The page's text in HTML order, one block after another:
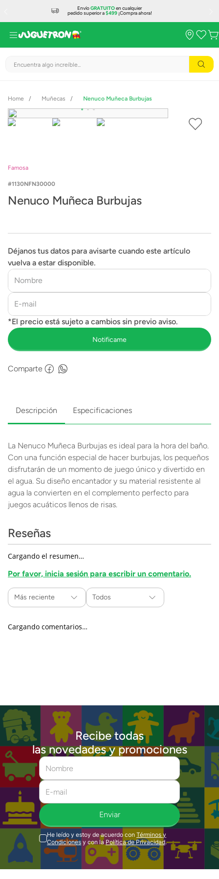
EnvíoGRATUITOen cualquier
pedido superior a$499¡Compra ahora!
Encuentra algo increíble...
Muñecas Nenuco Muñeca Burbujas
Famosa
1130NFN30000
Nenuco Muñeca Burbujas
Déjanos tus datos para avisarte cuando este artículo
vuelva a estar disponible.
Comparte
Descripción Especificaciones
La Nenuco Muñeca Burbujas es ideal para la hora del baño.
Con una función especial de hacer burbujas, los pequeños
disfrutarán de un momento de juego único y divertido en
el agua. Su diseño encantador y su material resistente al
agua la convierten en el complemento perfecto para
juegos acuáticos llenos de risas.
Reseñas
Cargando el resumen…
Por favor, inicia sesión para escribir un comentario.
Más reciente Todos
Cargando comentarios…
Recibe todas
las novedades y promociones
Enviar
He leído y estoy de acuerdo con Términos y
Condiciones y con la Política de Privacidad.